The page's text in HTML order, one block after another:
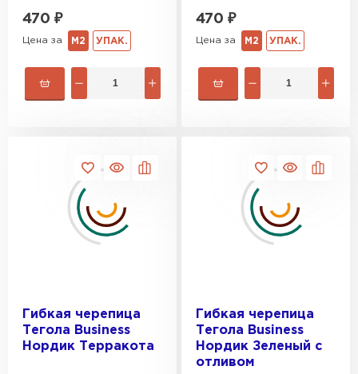
470 ₽
Цена за М2 УПАК.
470 ₽
Цена за М2 УПАК.
Гибкая черепица
Тегола Business
Нордик Терракота
Гибкая черепица
Тегола Business
Нордик Зеленый с
отливом